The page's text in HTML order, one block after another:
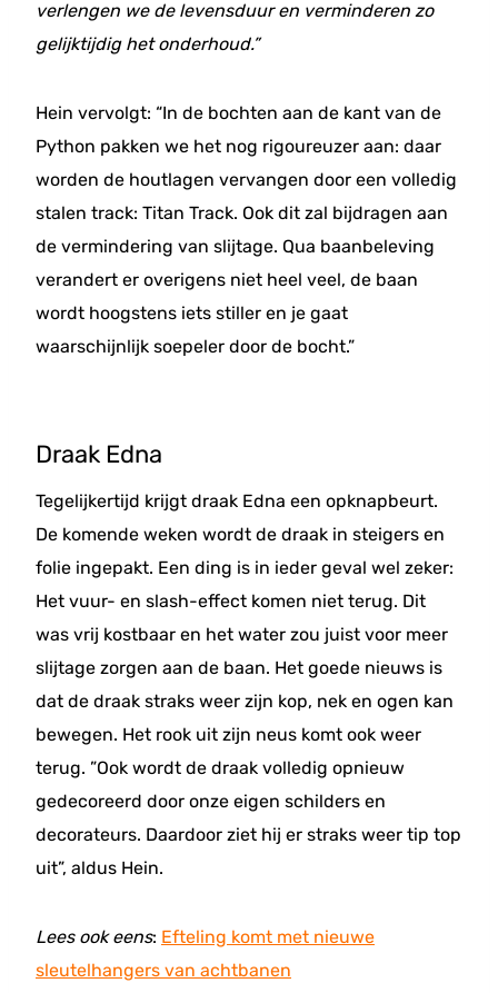
verlengen we de levensduur en verminderen zo
gelijktijdig het onderhoud.”
Hein vervolgt: “In de bochten aan de kant van de
Python pakken we het nog rigoureuzer aan: daar
worden de houtlagen vervangen door een volledig
stalen track: Titan Track. Ook dit zal bijdragen aan
de vermindering van slijtage. Qua baanbeleving
verandert er overigens niet heel veel, de baan
wordt hoogstens iets stiller en je gaat
waarschijnlijk soepeler door de bocht.”
Draak Edna
Tegelijkertijd krijgt draak Edna een opknapbeurt.
De komende weken wordt de draak in steigers en
folie ingepakt. Een ding is in ieder geval wel zeker:
Het vuur- en slash-effect komen niet terug. Dit
was vrij kostbaar en het water zou juist voor meer
slijtage zorgen aan de baan. Het goede nieuws is
dat de draak straks weer zijn kop, nek en ogen kan
bewegen. Het rook uit zijn neus komt ook weer
terug. ”Ook wordt de draak volledig opnieuw
gedecoreerd door onze eigen schilders en
decorateurs. Daardoor ziet hij er straks weer tip top
uit”, aldus Hein.
Lees ook eens: Efteling komt met nieuwe
sleutelhangers van achtbanen